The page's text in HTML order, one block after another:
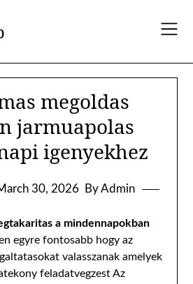
megoldas
jarmuapolas
igenyekhez
30, 2026 By Admin
a mindennapokban
egyre fontosabb hogy az
valasszanak amelyek
feladatvegzest Az